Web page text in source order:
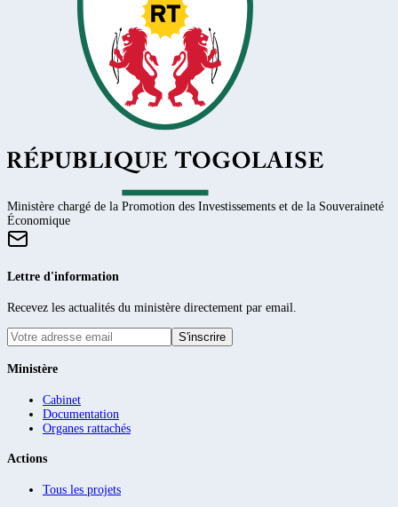
Ministère chargé de la Promotion des Investissements et de la Souveraineté
Économique
Lettre d'information
Recevez les actualités du ministère directement par email.
S'inscrire
Ministère
Cabinet
Documentation
Organes rattachés
Actions
Tous les projets